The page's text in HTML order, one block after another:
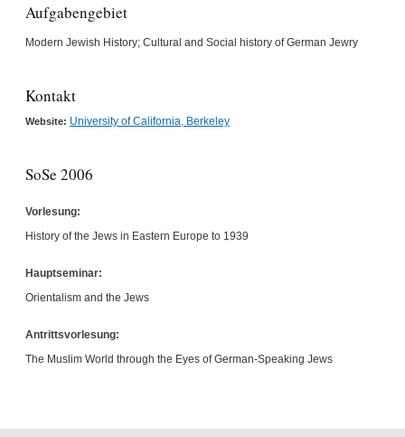
Aufgabengebiet
Modern Jewish History; Cultural and Social history of German Jewry
Kontakt
Website: University of California, Berkeley
SoSe 2006
Vorlesung:
History of the Jews in Eastern Europe to 1939
Hauptseminar:
Orientalism and the Jews
Antrittsvorlesung:
The Muslim World through the Eyes of German-Speaking Jews